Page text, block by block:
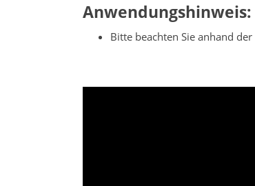
Anwendungshinweis:
Bitte beachten Sie anhand